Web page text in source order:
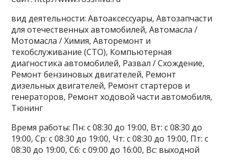
вид деятельности: Автоаксессуары, Автозапчасти
для отечественных автомобилей, Автомасла /
Мотомасла / Химия, Авторемонт и
техобслуживание (СТО), Компьютерная
диагностика автомобилей, Развал / Схождение,
Ремонт бензиновых двигателей, Ремонт
дизельных двигателей, Ремонт стартеров и
генераторов, Ремонт ходовой части автомобиля,
Тюнинг
Время работы: Пн: с 08:30 до 19:00, Вт: с 08:30 до
19:00, Ср: с 08:30 до 19:00, Чт: с 08:30 до 19:00, Пт: с
08:30 до 19:00, Сб: с 09:00 до 16:00, Вс: выходной